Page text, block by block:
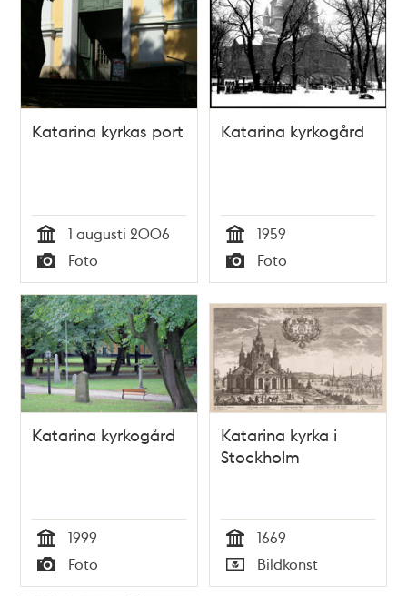
Katarina kyrkas port
Tid
1 augusti 2006
Typ
Foto
Katarina kyrkogård
Tid
1959
Typ
Foto
Katarina kyrkogård
Tid
1999
Typ
Foto
Katarina kyrka i
Stockholm
Tid
1669
Typ
Bildkonst